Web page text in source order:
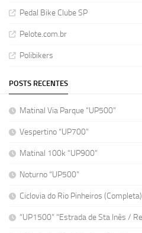
Pedal Bike Clube SP
Pelote.com.br
Polibikers
POSTS RECENTES
Matinal Via Parque “UP500”
Vespertino “UP700”
Matinal 100k “UP900”
Noturno “UP500”
Ciclovia do Rio Pinheiros (Completa)
“UP1500” “Estrada de Sta Inês /